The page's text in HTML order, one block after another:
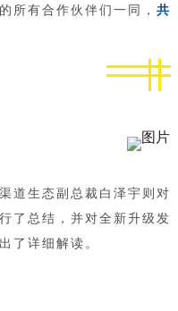
所有合作伙伴们一同， 共
道生态副总裁白泽宇则对
了总结，并对全新升级发
了详细解读。